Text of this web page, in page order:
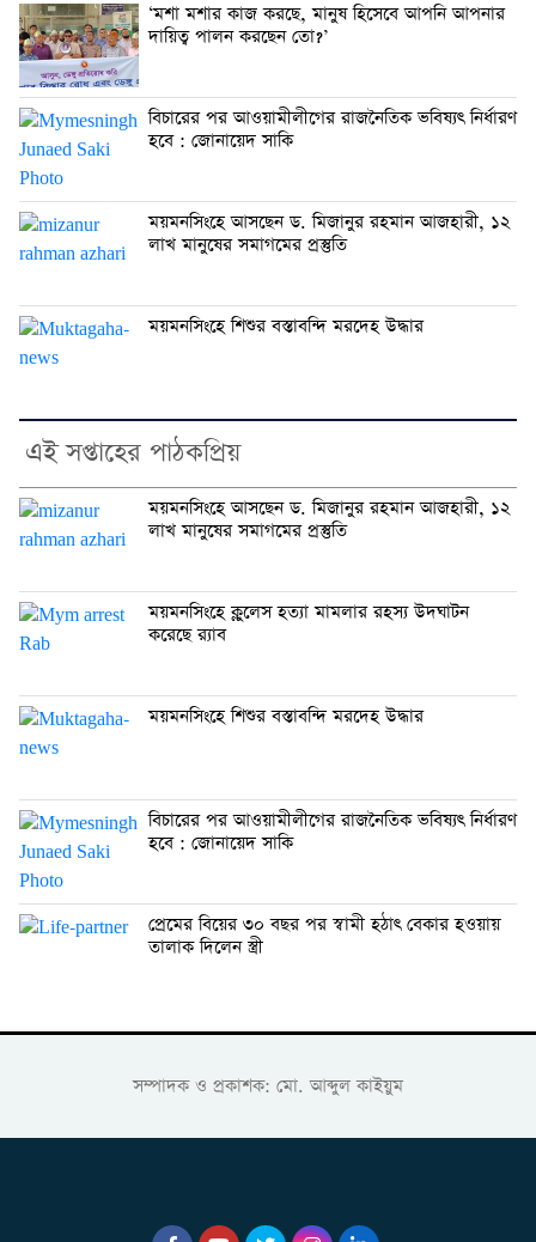
‘মশা মশার কাজ করছে, মানুষ হিসেবে আপনি আপনার
দায়িত্ব পালন করছেন তো?’
বিচারের পর আওয়ামীলীগের রাজনৈতিক ভবিষ্যৎ নির্ধারণ
হবে : জোনায়েদ সাকি
ময়মনসিংহে আসছেন ড. মিজানুর রহমান আজহারী, ১২
লাখ মানুষের সমাগমের প্রস্তুতি
ময়মনসিংহে শিশুর বস্তাবন্দি মরদেহ উদ্ধার
এই সপ্তাহের পাঠকপ্রিয়
ময়মনসিংহে আসছেন ড. মিজানুর রহমান আজহারী, ১২
লাখ মানুষের সমাগমের প্রস্তুতি
ময়মনসিংহে ক্লুলেস হত্যা মামলার রহস্য উদঘাটন
করেছে র‍্যাব
ময়মনসিংহে শিশুর বস্তাবন্দি মরদেহ উদ্ধার
বিচারের পর আওয়ামীলীগের রাজনৈতিক ভবিষ্যৎ নির্ধারণ
হবে : জোনায়েদ সাকি
প্রেমের বিয়ের ৩০ বছর পর স্বামী হঠাৎ বেকার হওয়ায়
তালাক দিলেন স্ত্রী
সম্পাদক ও প্রকাশক: মো. আব্দুল কাইয়ুম